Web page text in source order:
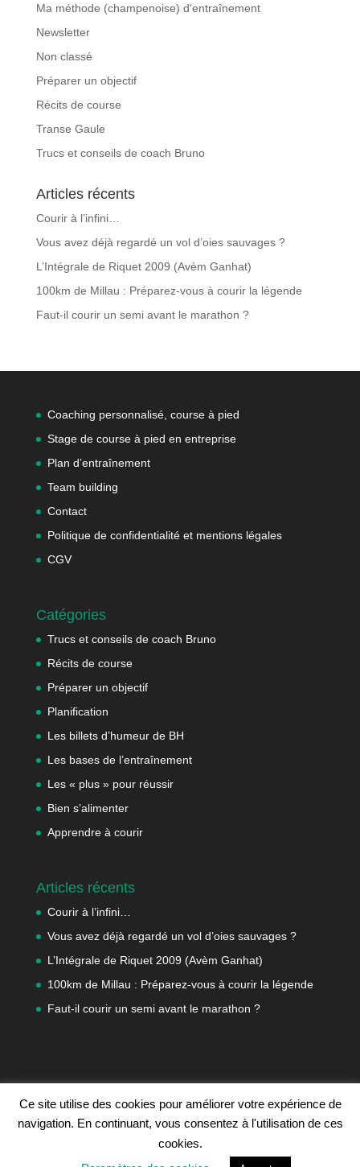
Ma méthode (champenoise) d'entraînement
Newsletter
Non classé
Préparer un objectif
Récits de course
Transe Gaule
Trucs et conseils de coach Bruno
Articles récents
Courir à l’infini…
Vous avez déjà regardé un vol d’oies sauvages ?
L’Intégrale de Riquet 2009 (Avèm Ganhat)
100km de Millau : Préparez-vous à courir la légende
Faut-il courir un semi avant le marathon ?
Coaching personnalisé, course à pied
Stage de course à pied en entreprise
Plan d’entraînement
Team building
Contact
Politique de confidentialité et mentions légales
CGV
Catégories
Trucs et conseils de coach Bruno
Récits de course
Préparer un objectif
Planification
Les billets d’humeur de BH
Les bases de l’entraînement
Les « plus » pour réussir
Bien s’alimenter
Apprendre à courir
Articles récents
Courir à l’infini…
Vous avez déjà regardé un vol d’oies sauvages ?
L’Intégrale de Riquet 2009 (Avèm Ganhat)
100km de Millau : Préparez-vous à courir la légende
Faut-il courir un semi avant le marathon ?
Ce site utilise des cookies pour améliorer votre expérience de
navigation. En continuant, vous consentez à l'utilisation de ces
cookies.